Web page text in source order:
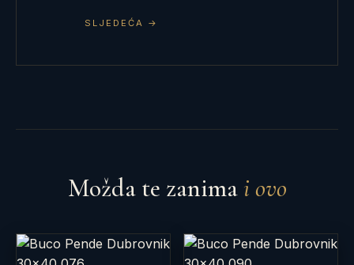
SLJEDEĆA →
Možda te zanima i ovo